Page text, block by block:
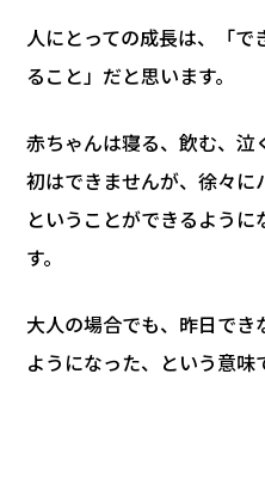
人にとっての成長は、「
ること」だと思います。
赤ちゃんは寝る、飲む、
初はできませんが、徐々に
ということができるよう
す。
大人の場合でも、昨日で
ようになった、という意味